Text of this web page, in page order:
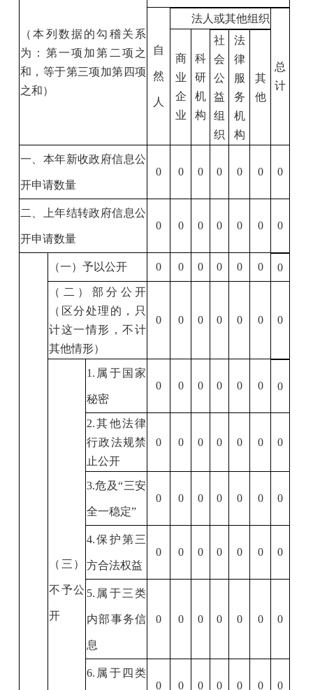
（本列数据的勾稽关系
为：第一项加第二项之
和，等于第三项加第四项
之和）
自
然
人
法人或其他组织
总
计
商
业
企
业
科
研
机
构
社
会
公
益
组
织
法
律
服
务
机
构
其
他
一、本年新收政府信息公
开申请数量
0 0 0 0 0 0 0
二、上年结转政府信息公
开申请数量
0 0 0 0 0 0 0
（一）予以公开 0 0 0 0 0 0 0
（二）部分公开
（区分处理的，只
计这一情形，不计
其他情形）
0 0 0 0 0 0 0
（三）
不予公
开
1. 属于国家
秘密
0 0 0 0 0 0 0
2.其他法律
行政法规禁
止公开
0 0 0 0 0 0 0
3.危及“三安
全一稳定”
0 0 0 0 0 0 0
4.保护第三
方合法权益
0 0 0 0 0 0 0
5. 属于三类
内部事务信
息
0 0 0 0 0 0 0
6. 属于四类
0
0 0 0 0 0 0